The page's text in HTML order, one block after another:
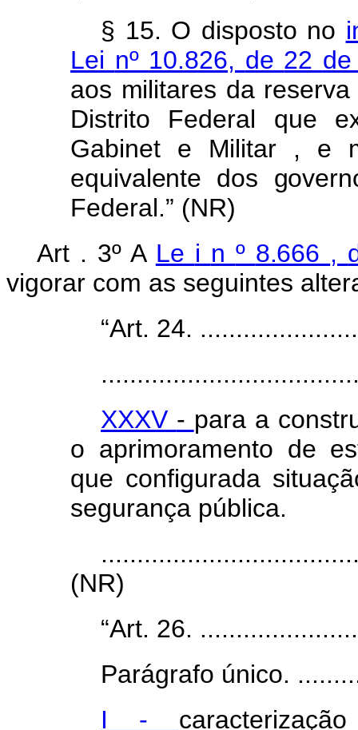
§ 15. O disposto no
Lei nº 10.826, de 22
aos militares da reserv
Distrito Federal que
Gabinet e Militar , e
equivalente dos
Federal.” (NR)
Art . 3º A Le i n º 8.666 ,
vigorar com as seguintes
“Art. 24.
XXXV - para a
o aprimoramento de
que configurada
segurança pública.
(NR)
“Art. 26.
Parágrafo único.
I -